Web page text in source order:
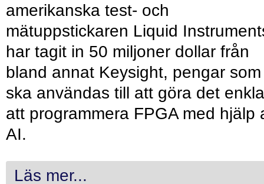
amerikanska test- och
mätuppstickaren Liquid
har tagit in 50 miljoner dollar från
bland annat Keysight, pengar som
ska användas till att göra det
att programmera FPGA med hjälp
AI.
Läs mer...